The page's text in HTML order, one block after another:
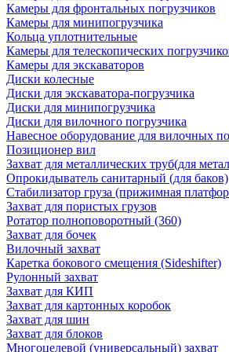
Камеры для фронтальных погрузчиков
Камеры для минипогрузчика
Кольца уплотнительные
Камеры для телескопических
Камеры для экскаваторов
Диски колесные
Диски для экскаватора-погрузчика
Диски для минипогрузчика
Диски для вилочного погрузчика
Навесное оборудование для вилочных
Позиционер вил
Захват для металлических труб(для
Опрокидыватель санитарный (для баков)
Стабилизатор груза (прижимная
Захват для пористых грузов
Ротатор полноповоротный (360)
Захват для бочек
Вилочный захват
Каретка бокового смещения (Sideshifter)
Рулонный захват
Захват для КИП
Захват для картонных коробок
Захват для шин
Захват для блоков
Многоцелевой (универсальный) захват